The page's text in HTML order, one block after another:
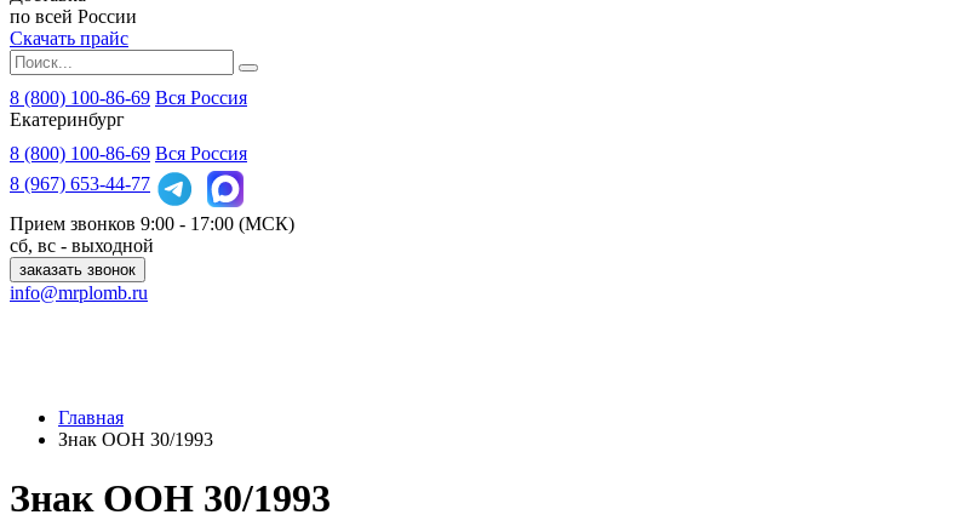
по всей России
Скачать прайс
8 (800) 100-86-69 Вся Россия
Екатеринбург
8 (800) 100-86-69 Вся Россия
8 (967) 653-44-77
Прием звонков 9:00 - 17:00 (МСК)
сб, вс - выходной
заказать звонок
info@mrplomb.ru
Главная
Знак ООН 30/1993
Знак ООН 30/1993